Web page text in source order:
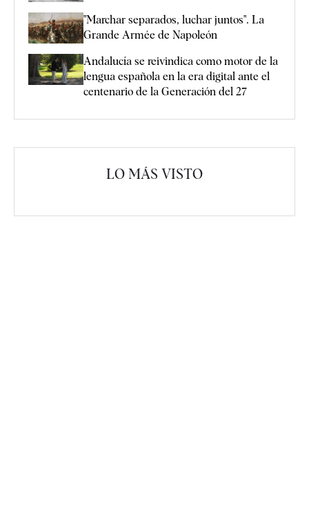
"Marchar separados, luchar juntos". La
Grande Armée de Napoleón
Andalucía se reivindica como motor de la
lengua española en la era digital ante el
centenario de la Generación del 27
LO MÁS VISTO